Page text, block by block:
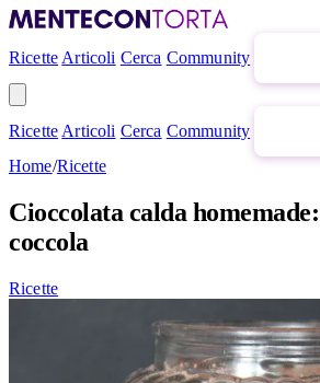
Ricette Articoli Cerca Community
Ricette Articoli Cerca Community
Home/Ricette
Cioccolata calda
coccola
Ricette